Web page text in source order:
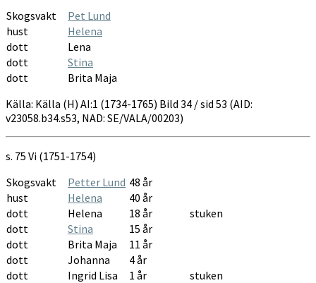
Skogsvakt
Pet Lund
hust
Helena
dott
Lena
dott
Stina
dott
Brita Maja
Källa: Källa (H) AI:1 (1734-1765) Bild 34 / sid 53 (AID:
v23058.b34.s53, NAD: SE/VALA/00203)
s. 75 Vi (1751-1754)
Skogsvakt
Petter Lund 48 år
hust
Helena
40 år
dott
Helena 18 år
stuken
dott
Stina
15 år
dott
Brita Maja
11 år
dott
Johanna
4 år
dott
Ingrid Lisa 1 år
stuken